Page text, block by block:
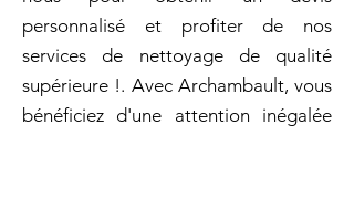
personnalisé et profiter de nos
services de nettoyage de qualité
supérieure !. Avec Archambault, vous
bénéficiez d'une attention inégalée